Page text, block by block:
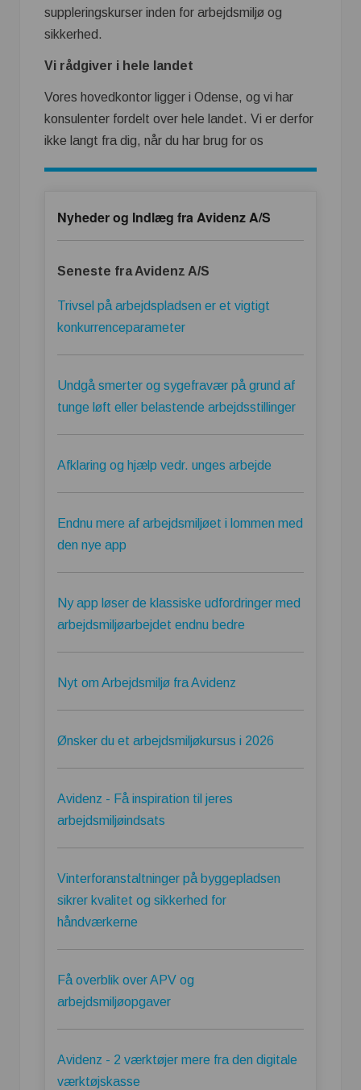
suppleringskurser inden for arbejdsmiljø og
sikkerhed.
Vi rådgiver i hele landet
Vores hovedkontor ligger i Odense, og vi har
konsulenter fordelt over hele landet. Vi er derfor
ikke langt fra dig, når du har brug for os
Nyheder og Indlæg fra Avidenz A/S
Seneste fra Avidenz A/S
Trivsel på arbejdspladsen er et vigtigt
konkurrenceparameter
Undgå smerter og sygefravær på grund af
tunge løft eller belastende arbejdsstillinger
Afklaring og hjælp vedr. unges arbejde
Endnu mere af arbejdsmiljøet i lommen med
den nye app
Ny app løser de klassiske udfordringer med
arbejdsmiljøarbejdet endnu bedre
Nyt om Arbejdsmiljø fra Avidenz
Ønsker du et arbejdsmiljøkursus i 2026
Avidenz - Få inspiration til jeres
arbejdsmiljøindsats
Vinterforanstaltninger på byggepladsen
sikrer kvalitet og sikkerhed for
håndværkerne
Få overblik over APV og
arbejdsmiljøopgaver
Avidenz - 2 værktøjer mere fra den digitale
værktøjskasse